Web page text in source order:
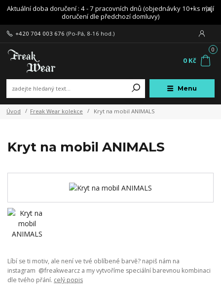
Aktuální doba doručení : 4 - 7 pracovních dnů (objednávky 10+ks mají
doručení dle předchozí domluvy)
Menu
+420 704 003 676 (Po-Pá, 8-16 hod.)
0
0 Kč
Úvod Freak Wear kolekce Kryt na mobil ANIMALS
Kryt na mobil ANIMALS
Líbí se ti motiv, ale není ve tvé oblíbené barvě? napiš nám na
instagram @freakwearcz a my vytvoříme speciální barevnou kombinaci
dle tvého přání. celý popis